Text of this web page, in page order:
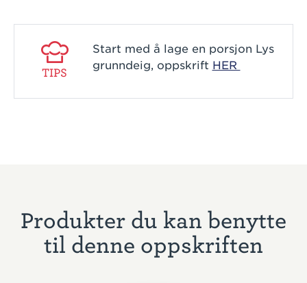
TIPS
Start med å lage en porsjon Lys
grunndeig, oppskrift HER
Produkter du kan benytte
til denne oppskriften